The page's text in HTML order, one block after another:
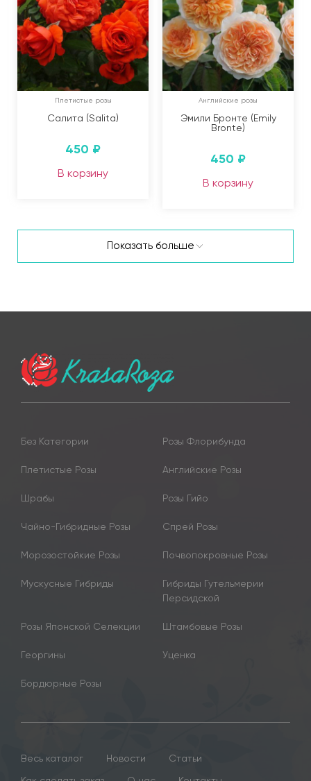
Плетистые розы
Салита (Salita)
450 ₽
В корзину
Английские розы
Эмили Бронте (Emily
Bronte)
450 ₽
В корзину
Показать больше
Без Категории Розы Флорибунда
Плетистые Розы Английские Розы
Шрабы Розы Гийо
Чайно-Гибридные Розы Спрей Розы
Морозостойкие Розы Почвопокровные Розы
Мускусные Гибриды
Гибриды Гутельмерии
Персидской
Розы Японской Селекции Штамбовые Розы
Георгины Уценка
Бордюрные Розы
Весь каталог Новости
Статьи